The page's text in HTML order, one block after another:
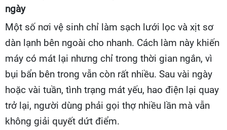
ngày
Một số nơi vệ sinh chỉ làm sạch lưới lọc và xịt sơ
dàn lạnh bên ngoài cho nhanh. Cách làm này khiến
máy có mát lại nhưng chỉ trong thời gian ngắn, vì
bụi bẩn bên trong vẫn còn rất nhiều. Sau vài ngày
hoặc vài tuần, tình trạng mát yếu, hao điện lại quay
trở lại, người dùng phải gọi thợ nhiều lần mà vẫn
không giải quyết dứt điểm.